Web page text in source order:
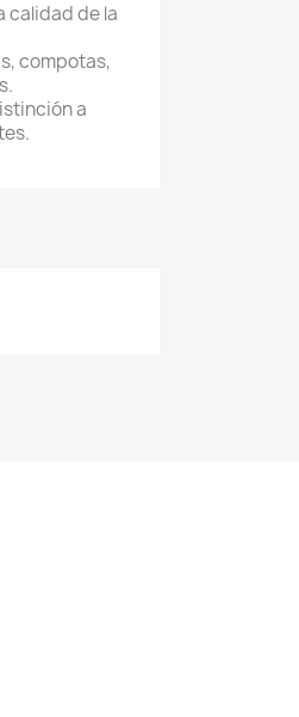
calidad de la
compotas,
a